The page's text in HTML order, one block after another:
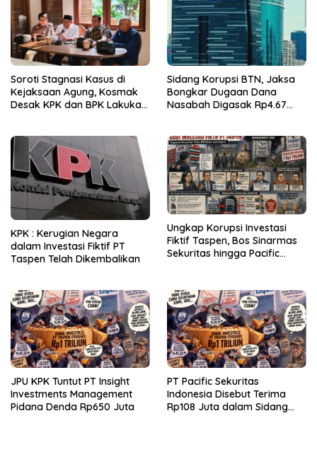
Soroti Stagnasi Kasus di
Kejaksaan Agung, Kosmak
Desak KPK dan BPK Lakukan
Sidang Korupsi BTN, Jaksa
Bongkar Dugaan Dana
Nasabah Digasak Rp4.67
KPK : Kerugian Negara
dalam Investasi Fiktif PT
Taspen Telah Dikembalikan
Ungkap Korupsi Investasi
Fiktif Taspen, Bos Sinarmas
Sekuritas hingga Pacific
JPU KPK Tuntut PT Insight
Investments Management
Pidana Denda Rp650 Juta
PT Pacific Sekuritas
Indonesia Disebut Terima
Rp108 Juta dalam Sidang